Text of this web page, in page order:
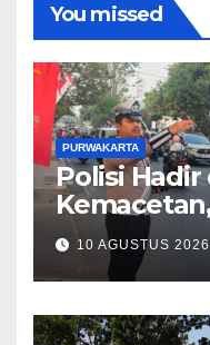
You missed
PURWAKARTA
Polisi
Pagi
10 AGUSTUS 2026